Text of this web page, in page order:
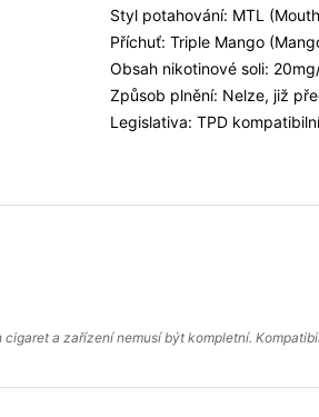
Styl potahování: MTL
Příchuť: Triple Mango
Obsah nikotinové soli:
Způsob plnění: Nelze, již
Legislativa: TPD kompatibilní
a zařízení nemusí být kompletní.